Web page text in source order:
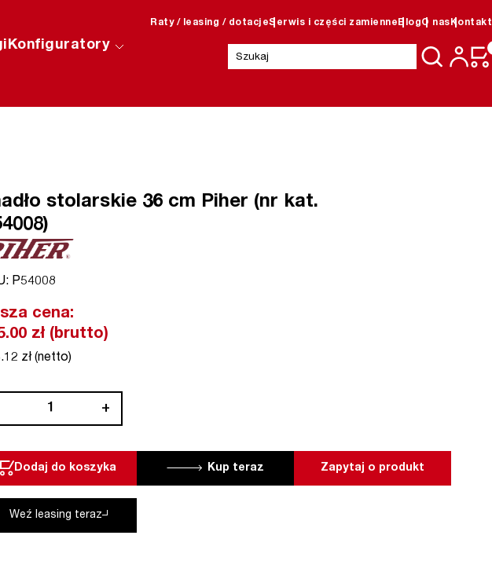
Raty / leasing / dotacjeSerwis i części zamienne BlogO nas Kontakt
Konfiguratory
Szukaj:
stolarskie 36 cm Piher (nr kat.
P54008
cena:
zł (brutto)
zł (netto)
+
Dodaj do koszyka Zapytaj o produkt
Kup teraz
Weź leasing teraz